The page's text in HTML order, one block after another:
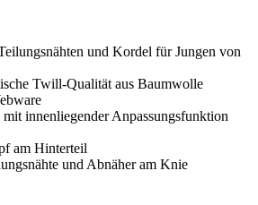
und Kordel für Jungen von
Twill-Qualität aus Baumwolle
innenliegender Anpassungsfunktion
am Hinterteil
und Abnäher am Knie